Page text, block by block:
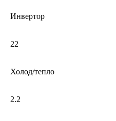
Инвертор
22
Холод/тепло
2.2